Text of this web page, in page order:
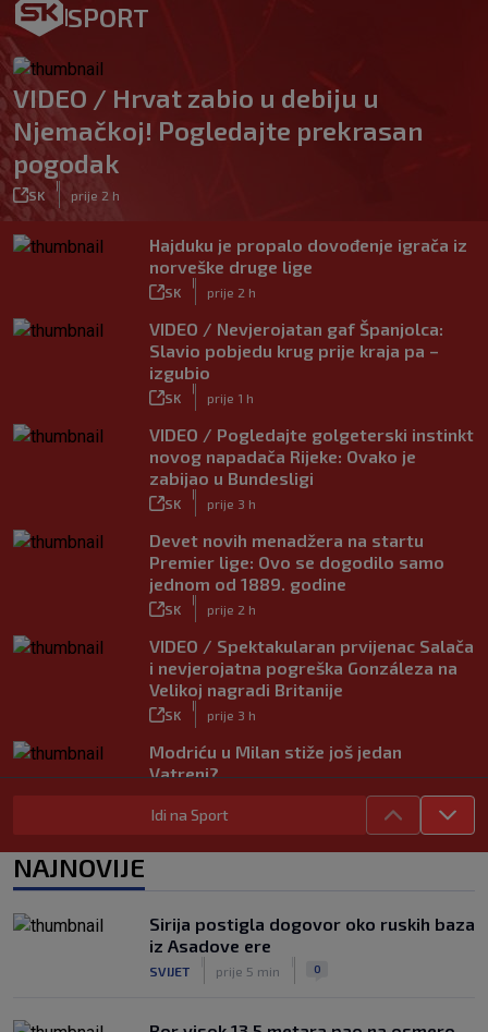
SPORT
VIDEO / Hrvat zabio u debiju u
Njemačkoj! Pogledajte prekrasan
pogodak
SK prije 2 h
Hajduku je propalo dovođenje igrača iz
norveške druge lige
SK prije 2 h
VIDEO / Nevjerojatan gaf Španjolca:
Slavio pobjedu krug prije kraja pa –
izgubio
SK prije 1 h
VIDEO / Pogledajte golgeterski instinkt
novog napadača Rijeke: Ovako je
zabijao u Bundesligi
SK prije 3 h
Devet novih menadžera na startu
Premier lige: Ovo se dogodilo samo
jednom od 1889. godine
SK prije 2 h
VIDEO / Spektakularan prvijenac Salača
i nevjerojatna pogreška Gonzáleza na
Velikoj nagradi Britanije
SK prije 3 h
Modriću u Milan stiže još jedan
Vatreni?
Rijeka dovela napadača iz Bundeslige!
|
Pirlom: ‘Povjerenje više ne postoji’
SK prije 4 h
Idi na Sport
NAJNOVIJE
Sirija postigla dogovor oko ruskih baza
iz Asadove ere
SVIJET prije 5 min 0